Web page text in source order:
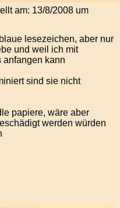
am: 13/8/2008 um
lesezeichen, aber nur
und weil ich mit
anfangen kann
sind sie nicht
papiere, wäre aber
werden würden